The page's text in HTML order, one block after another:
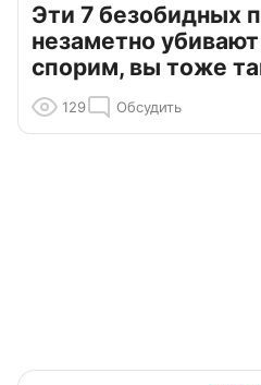
Эти 7 безобидных
незаметно
спорим, вы тоже
129 Обсудить